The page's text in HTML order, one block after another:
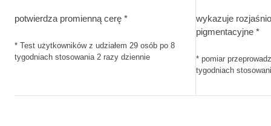
potwierdza promienną cerę *
* Test użytkowników z udziałem 29 osób po 8
tygodniach stosowania 2 razy dziennie
wykazuje
pigmentacyjne *
* pomiar
tygodniach